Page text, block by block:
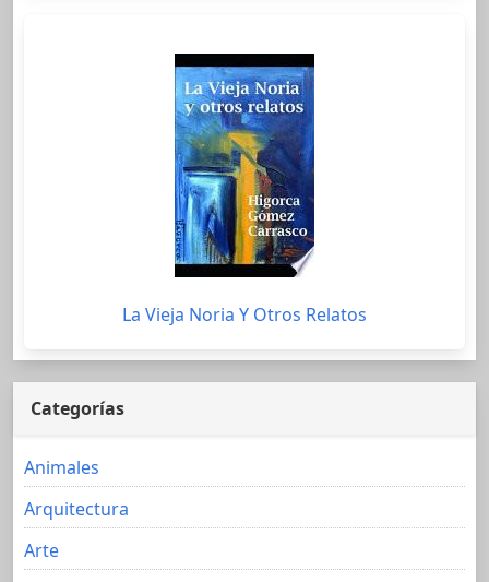
La Vieja Noria Y Otros Relatos
Categorías
Animales
Arquitectura
Arte